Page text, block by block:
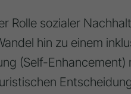
Rolle sozialer
hin zu einem
(Self-